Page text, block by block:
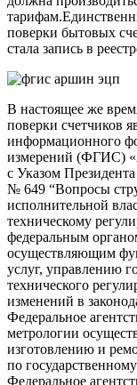
поверки бытовых
стала запись в
В настоящее же
поверки счетчиков
информационного
измерений (ФГИС)
с Указом
№ 649 “Вопросы
исполнительной
техническому
федеральным
осуществляющим
услуг, управлению
технического
изменений в
Федеральное
метрологии
изготовлению и
по
Федеральное